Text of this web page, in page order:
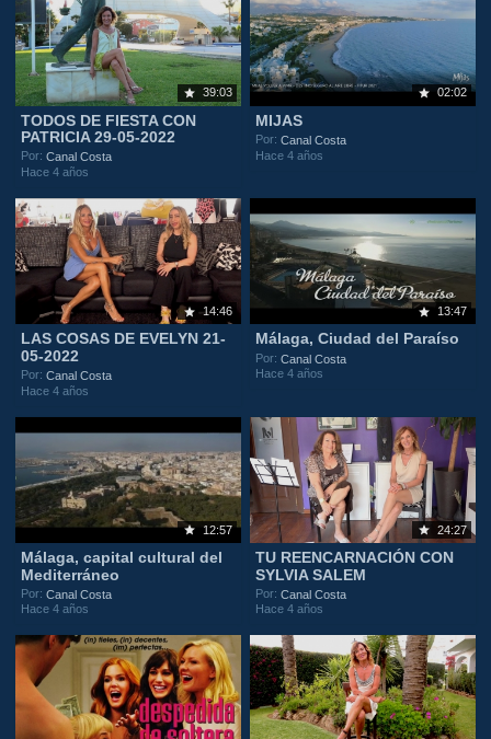
39:03
TODOS DE FIESTA CON
PATRICIA 29-05-2022
Por:Canal Costa
Hace 4 años
02:02
MIJAS
Por:Canal Costa
Hace 4 años
14:46
LAS COSAS DE EVELYN 21-
05-2022
Por:Canal Costa
Hace 4 años
13:47
Málaga, Ciudad del Paraíso
Por:Canal Costa
Hace 4 años
12:57
Málaga, capital cultural del
Mediterráneo
Por:Canal Costa
Hace 4 años
24:27
TU REENCARNACIÓN CON
SYLVIA SALEM
Por:Canal Costa
Hace 4 años